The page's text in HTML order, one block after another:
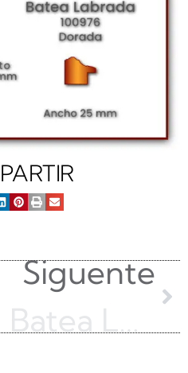
Siguente
Batea Labrada 34 | Blanco Patinado | E246-PRO